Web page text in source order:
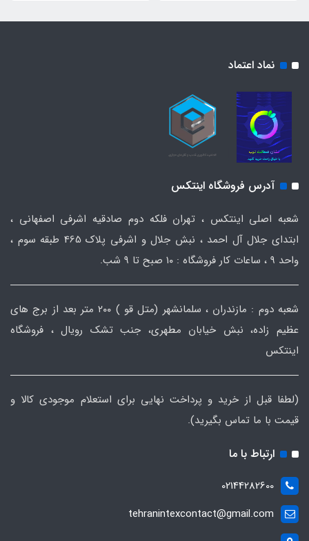
نماد اعتماد
آدرس فروشگاه اینتکس
شعبه اصلی اینتکس ، تهران فلکه دوم صادقیه اشرفی اصفهانی ،
ابتدای جلال آل احمد ، نبش جلال و اشرفی پلاک 465 طبقه سوم ،
واحد ۹ ، ساعات کار فروشگاه : ۱۰ صبح تا ۹ شب.
شعبه دوم : مازندران ، سلمانشهر (متل قو ) ۲۰۰ متر بعد از برج های
عظیم زاده، نبش خیابان مطهری، جنب تشک رویال ، فروشگاه
اینتکس
(لطفا قبل از خرید و پرداخت نهایی برای استعلام موجودی کالا و
قیمت با ما تماس بگیرید).
ارتباط با ما
02144282600
tehranintexcontact@gmail.com